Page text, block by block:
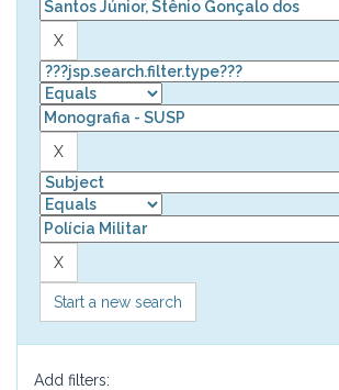
Start a new search
Add filters: